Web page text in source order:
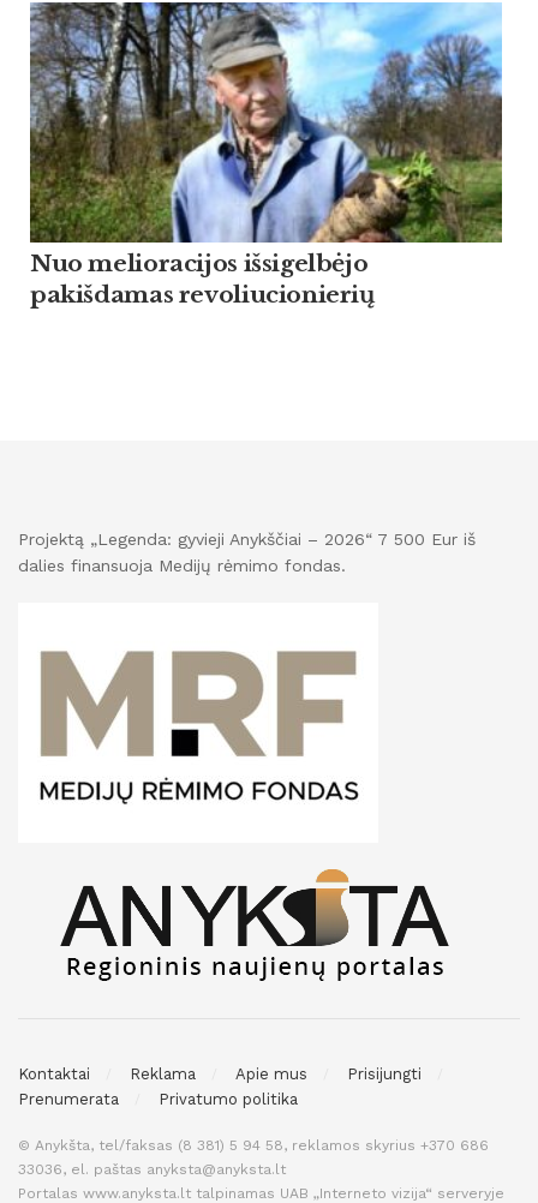
Nuo melioracijos išsigelbėjo
pakišdamas revoliucionierių
Projektą „Legenda: gyvieji Anykščiai – 2026“ 7 500 Eur iš
dalies finansuoja Medijų rėmimo fondas.
Kontaktai Reklama Apie mus
Prisijungti
Prenumerata
Privatumo politika
© Anykšta, tel/faksas (8 381) 5 94 58, reklamos skyrius +370 686
33036, el. paštas anyksta@anyksta.lt
Portalas www.anyksta.lt talpinamas UAB „Interneto vizija“ serveryje